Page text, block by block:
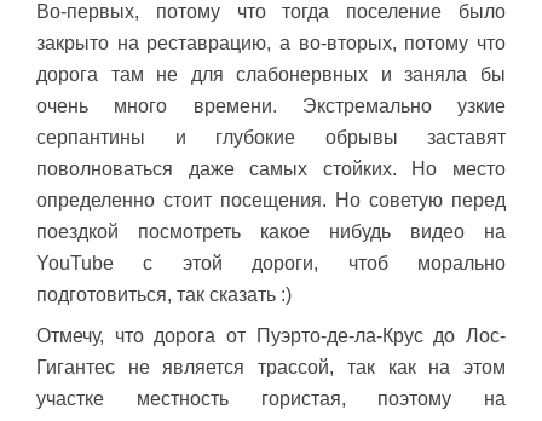
Во-первых, потому что тогда поселение было
закрыто на реставрацию, а во-вторых, потому что
дорога там не для слабонервных и заняла бы
очень много времени. Экстремально узкие
серпантины и глубокие обрывы заставят
поволноваться даже самых стойких. Но место
определенно стоит посещения. Но советую перед
поездкой посмотреть какое нибудь видео на
YouTube с этой дороги, чтоб морально
подготовиться, так сказать :)
Отмечу, что дорога от Пуэрто-де-ла-Крус до Лос-
Гигантес не является трассой, так как на этом
участке местность гористая, поэтому на